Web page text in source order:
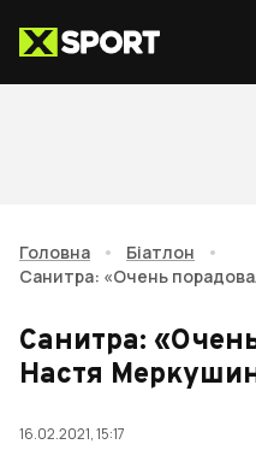
Головна • Біатлон
•
Санитра: «Очень
Санитра:
Настя
16.02.2021, 15:17